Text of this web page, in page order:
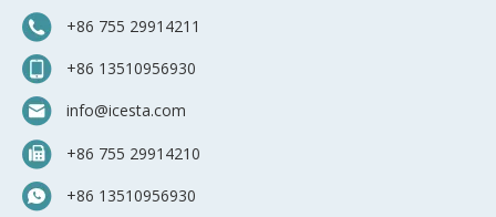
+86 755 29914211
+86 13510956930
info@icesta.com
+86 755 29914210
+86 13510956930